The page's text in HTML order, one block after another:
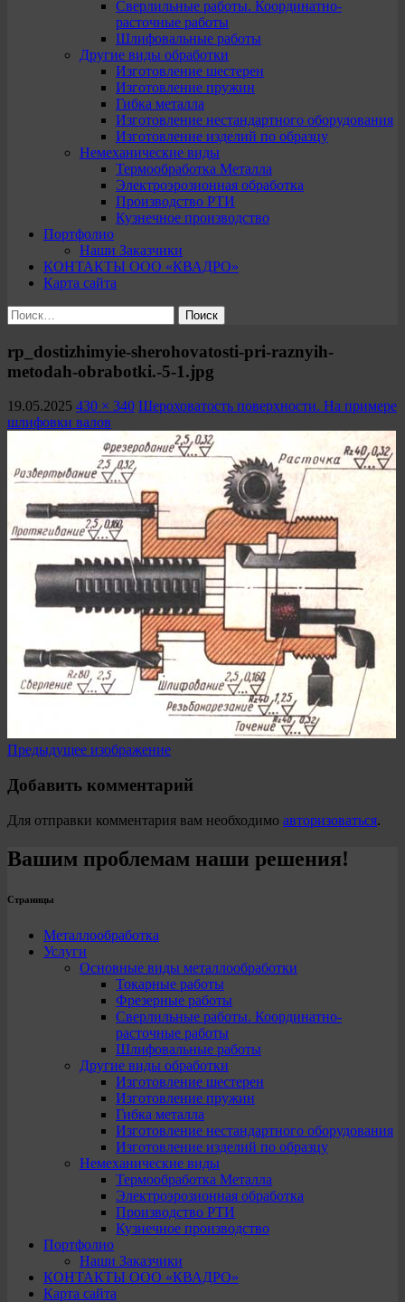
Сверлильные работы. Координатно-
расточные работы
Шлифовальные работы
Другие виды обработки
Изготовление шестерен
Изготовление пружин
Гибка металла
Изготовление нестандартного оборудования
Изготовление изделий по образцу
Немеханические виды
Термообработка Металла
Электроэрозионная обработка
Производство РТИ
Кузнечное производство
Портфолио
Наши Заказчики
КОНТАКТЫ ООО «КВАДРО»
Карта сайта
Найти:
rp_dostizhimyie-sherohovatosti-pri-raznyih-
metodah-obrabotki.-5-1.jpg
19.05.2025 430 × 340 Шероховатость поверхности. На примере
шлифовки валов
Предыдущее изображение
Добавить комментарий
Для отправки комментария вам необходимо авторизоваться.
Вашим проблемам наши решения!
Страницы
Металлообработка
Услуги
Основные виды металлообработки
Токарные работы
Фрезерные работы
Сверлильные работы. Координатно-
расточные работы
Шлифовальные работы
Другие виды обработки
Изготовление шестерен
Изготовление пружин
Гибка металла
Изготовление нестандартного оборудования
Изготовление изделий по образцу
Немеханические виды
Термообработка Металла
Электроэрозионная обработка
Производство РТИ
Кузнечное производство
Портфолио
Наши Заказчики
КОНТАКТЫ ООО «КВАДРО»
Карта сайта